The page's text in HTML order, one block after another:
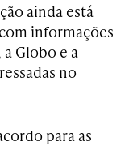
ainda está
informações
Globo e a
no
para as